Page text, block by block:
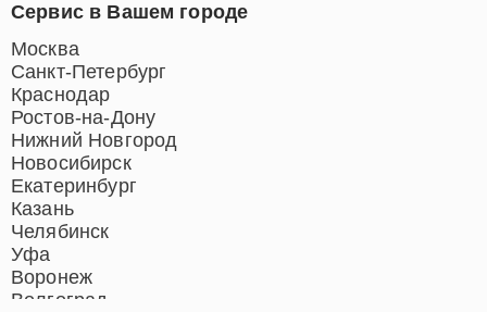
Сервис в Вашем городе
Москва
Санкт-Петербург
Краснодар
Ростов-на-Дону
Нижний Новгород
Новосибирск
Екатеринбург
Казань
Челябинск
Уфа
Воронеж
Волгоград